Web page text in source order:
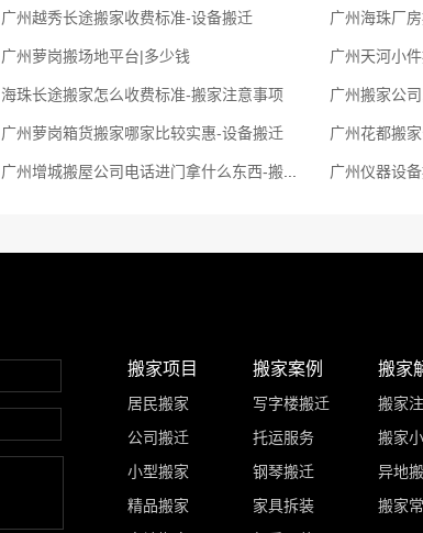
广州越秀长途搬家收费标准-设备搬迁 广州海珠厂
广州萝岗搬场地平台|多少钱 广州天河小
海珠长途搬家怎么收费标准-搬家注意事项
广州萝岗箱货搬家哪家比较实惠-设备搬迁 广州花都搬
广州增城搬屋公司电话进门拿什么东西-搬办公桌 广州仪器设
搬家项目
居民搬家
公司搬迁
小型搬家
精品搬家
搬家案例
写字楼搬迁
托运服务
钢琴搬迁
家具拆装
搬家
搬家
搬家
异地
搬家